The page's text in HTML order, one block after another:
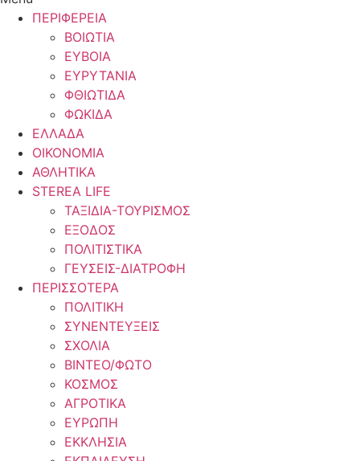
ΠΕΡΙΦΕΡΕΙΑ
ΒΟΙΩΤΙΑ
ΕΥΒΟΙΑ
ΕΥΡΥΤΑΝΙΑ
ΦΘΙΩΤΙΔΑ
ΦΩΚΙΔΑ
ΕΛΛΑΔΑ
ΟΙΚΟΝΟΜΙΑ
ΑΘΛΗΤΙΚΑ
STEREA LIFE
ΤΑΞΙΔΙΑ-ΤΟΥΡΙΣΜΟΣ
ΕΞΟΔΟΣ
ΠΟΛΙΤΙΣΤΙΚΑ
ΓΕΥΣΕΙΣ-ΔΙΑΤΡΟΦΗ
ΠΕΡΙΣΣΟΤΕΡΑ
ΠΟΛΙΤΙΚΗ
ΣΥΝΕΝΤΕΥΞΕΙΣ
ΣΧΟΛΙΑ
ΒΙΝΤΕΟ/ΦΩΤΟ
ΚΟΣΜΟΣ
ΑΓΡΟΤΙΚΑ
ΕΥΡΩΠΗ
ΕΚΚΛΗΣΙΑ